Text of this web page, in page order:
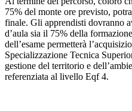
75% del monte ore previsto,
finale. Gli apprendisti dovranno
d’aula sia il 75% della
dell’esame permetterà
Specializzazione Tecnica
gestione del territorio e
referenziata al livello Eqf 4.